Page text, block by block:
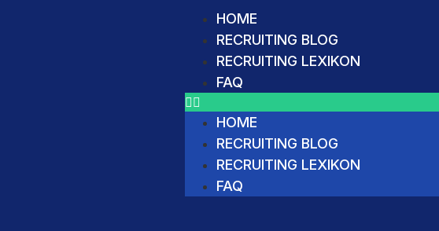
HOME
RECRUITING BLOG
RECRUITING LEXIKON
FAQ
HOME
RECRUITING BLOG
RECRUITING LEXIKON
FAQ